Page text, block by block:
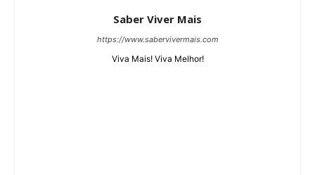
Saber Viver Mais
https://www.sabervivermais.com
Viva Mais! Viva Melhor!